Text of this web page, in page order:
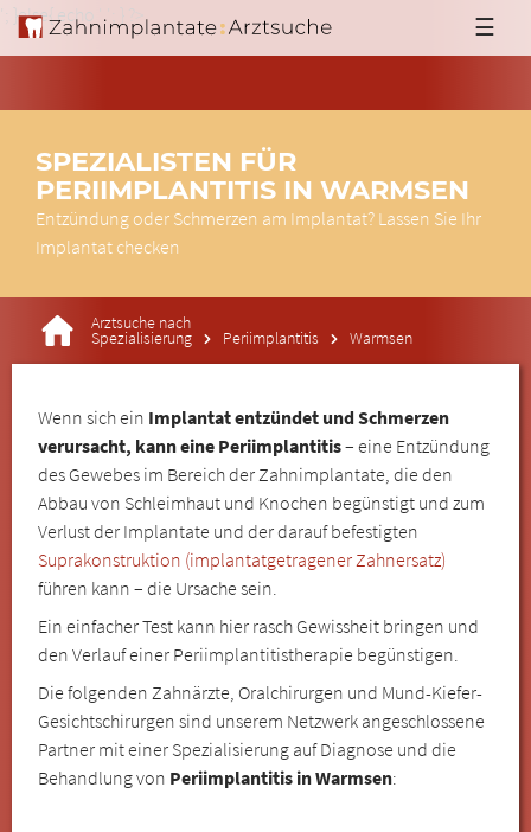
'; }else{ echo ' '; } ?> ☰
SPEZIALISTEN FÜR
PERIIMPLANTITIS IN WARMSEN
Entzündung oder Schmerzen am Implantat? Lassen Sie Ihr
Implantat checken
Arztsuche nach
Spezialisierung Periimplantitis Warmsen
Wenn sich ein Implantat entzündet und Schmerzen
verursacht, kann eine Periimplantitis– eine Entzündung
des Gewebes im Bereich der Zahnimplantate, die den
Abbau von Schleimhaut und Knochen begünstigt und zum
Verlust der Implantate und der darauf befestigten
Suprakonstruktion (implantatgetragener Zahnersatz)
führen kann – die Ursache sein.
Ein einfacher Test kann hier rasch Gewissheit bringen und
den Verlauf einer Periimplantitistherapie begünstigen.
Die folgenden Zahnärzte, Oralchirurgen und Mund-Kiefer-
Gesichtschirurgen sind unserem Netzwerk angeschlossene
Partner mit einer Spezialisierung auf Diagnose und die
Behandlung von Periimplantitis in Warmsen: